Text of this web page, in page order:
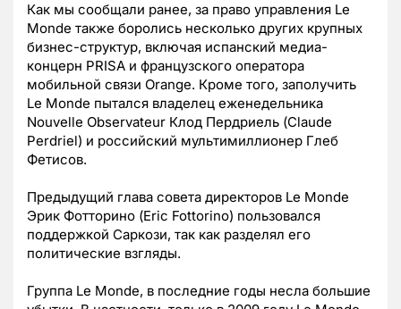
Как мы сообщали ранее, за право управления Le
Monde также боролись несколько других крупных
бизнес-структур, включая испанский медиа-
концерн PRISA и французского оператора
мобильной связи Orange. Кроме того, заполучить
Le Monde пытался владелец еженедельника
Nouvelle Observateur Клод Пердриель (Claude
Perdriel) и российский мультимиллионер Глеб
Фетисов.
Предыдущий глава совета директоров Le Monde
Эрик Фотторино (Eric Fottorino) пользовался
поддержкой Саркози, так как разделял его
политические взгляды.
Группа Le Monde, в последние годы несла большие